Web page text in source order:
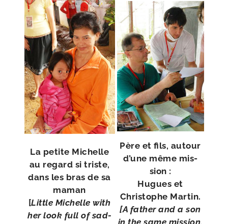
La petite Michelle
au regard si triste,
dans les bras de sa
maman
[Little Michelle with
her look full of sad­
Père et fils, autour
d’une même mis­
sion :
Hugues et
Christophe Martin.
[A father and a son
in the same mis­sion,